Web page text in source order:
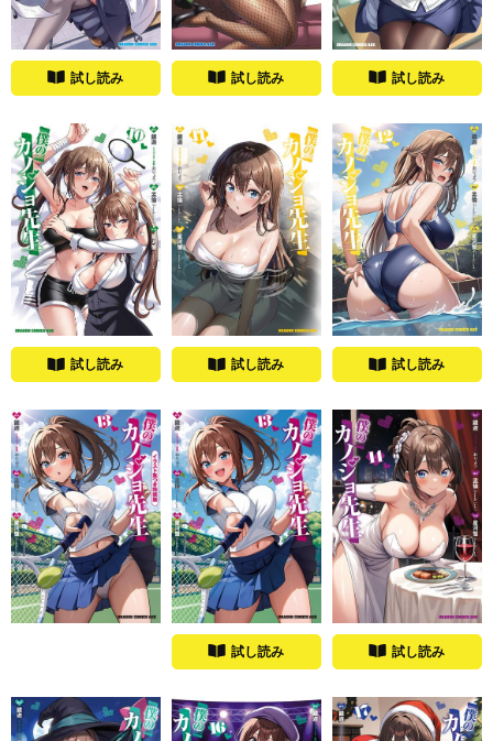
試し読み 試し読み 試し読み
試し読み 試し読み 試し読み
試し読み 試し読み